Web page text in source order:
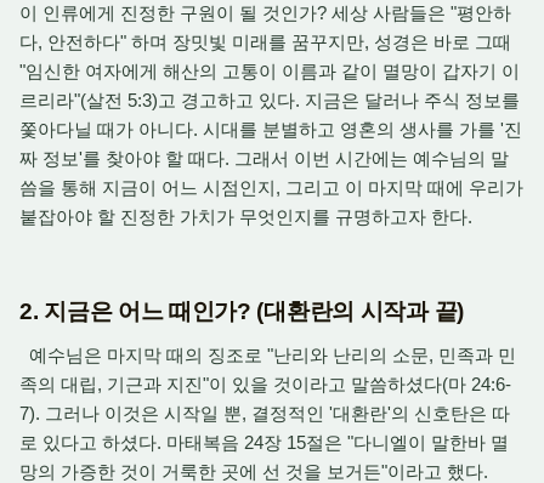
이 인류에게 진정한 구원이 될 것인가? 세상 사람들은 "평안하
다, 안전하다" 하며 장밋빛 미래를 꿈꾸지만, 성경은 바로 그때
"임신한 여자에게 해산의 고통이 이름과 같이 멸망이 갑자기 이
르리라"(살전 5:3)고 경고하고 있다. 지금은 달러나 주식 정보를
쫓아다닐 때가 아니다. 시대를 분별하고 영혼의 생사를 가를 '진
짜 정보'를 찾아야 할 때다. 그래서 이번 시간에는 예수님의 말
씀을 통해 지금이 어느 시점인지, 그리고 이 마지막 때에 우리가
붙잡아야 할 진정한 가치가 무엇인지를 규명하고자 한다.
2. 지금은 어느 때인가? (대환란의 시작과 끝)
예수님은 마지막 때의 징조로 "난리와 난리의 소문, 민족과 민
족의 대립, 기근과 지진"이 있을 것이라고 말씀하셨다(마 24:6-
7). 그러나 이것은 시작일 뿐, 결정적인 '대환란'의 신호탄은 따
로 있다고 하셨다. 마태복음 24장 15절은 "다니엘이 말한바 멸
망의 가증한 것이 거룩한 곳에 선 것을 보거든"이라고 했다.